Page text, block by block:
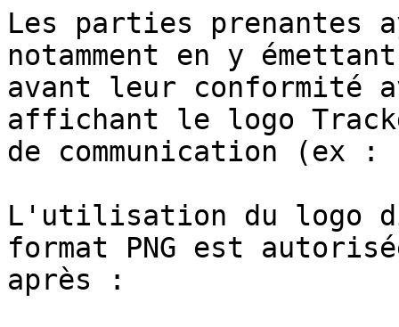
Les parties prenantes
notamment en y
avant leur conformité
affichant le logo
de communication
L'utilisation du logo
format PNG est
après :